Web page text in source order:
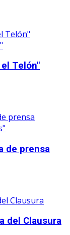
Telón"
de prensa
del Clausura